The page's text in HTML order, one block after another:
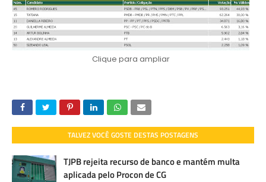
Clique para ampliar
TALVEZ VOCÊ GOSTE DESTAS POSTAGENS
TJPB rejeita recurso de banco e mantém multa
aplicada pelo Procon de CG